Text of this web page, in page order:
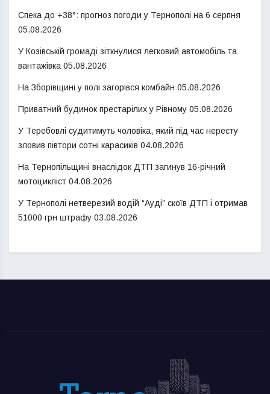
Спека до +38°: прогноз погоди у Тернополі на 6 серпня
05.08.2026
У Козівській громаді зіткнулися легковий автомобіль та
вантажівка 05.08.2026
На Зборівщині у полі загорівся комбайн 05.08.2026
Приватний будинок престарілих у Рівному 05.08.2026
У Теребовлі судитимуть чоловіка, який під час нересту
зловив півтори сотні карасиків 04.08.2026
На Тернопільщині внаслідок ДТП загинув 16-річний
мотоцикліст 04.08.2026
У Тернополі нетверезий водій “Ауді” скоїв ДТП і отримав
51000 грн штрафу 03.08.2026